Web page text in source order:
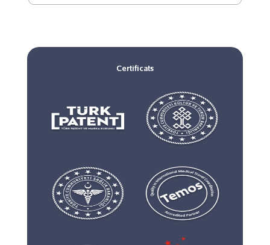
Certificats